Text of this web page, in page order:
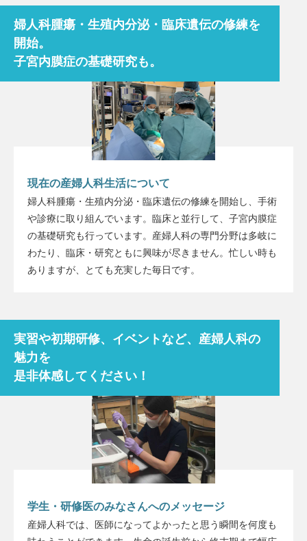
婦人科腫瘍・生殖内分泌・臨床遺伝の修練を
開始。
子宮内膜症の基礎研究も。
現在の産婦人科生活について
婦人科腫瘍・生殖内分泌・臨床遺伝の修練を開始し、手術
や診療に取り組んでいます。臨床と並行して、子宮内膜症
の基礎研究も行っています。産婦人科の専門分野は多岐に
わたり、臨床・研究ともに興味が尽きません。忙しい時も
ありますが、とても充実した毎日です。
実習や初期研修、イベントなど、産婦人科の
魅力を
是非体感してください！
学生・研修医のみなさんへのメッセージ
産婦人科では、医師になってよかったと思う瞬間を何度も